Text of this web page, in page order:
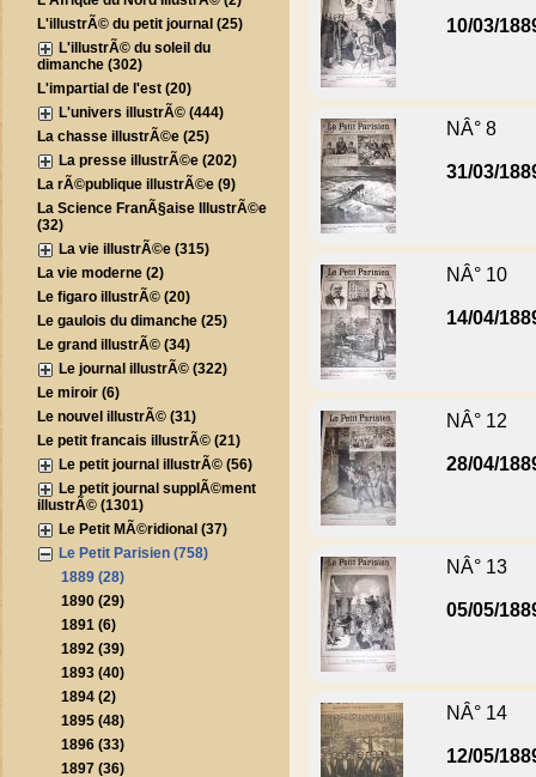
L'illustrÃ© du petit journal (25)
L'illustrÃ© du soleil du
dimanche (302)
L'impartial de l'est (20)
L'univers illustrÃ© (444)
La chasse illustrÃ©e (25)
La presse illustrÃ©e (202)
La rÃ©publique illustrÃ©e (9)
La Science FranÃ§aise IllustrÃ©e
(32)
La vie illustrÃ©e (315)
La vie moderne (2)
Le figaro illustrÃ© (20)
Le gaulois du dimanche (25)
Le grand illustrÃ© (34)
Le journal illustrÃ© (322)
Le miroir (6)
Le nouvel illustrÃ© (31)
Le petit francais illustrÃ© (21)
Le petit journal illustrÃ© (56)
Le petit journal supplÃ©ment
illustrÃ© (1301)
Le Petit MÃ©ridional (37)
Le Petit Parisien (758)
1889 (28)
1890 (29)
1891 (6)
1892 (39)
1893 (40)
1894 (2)
1895 (48)
1896 (33)
1897 (36)
10/03/
NÂ° 8
31/03/
NÂ° 10
14/04/
NÂ° 12
28/04/
NÂ° 13
05/05/
NÂ° 14
12/05/